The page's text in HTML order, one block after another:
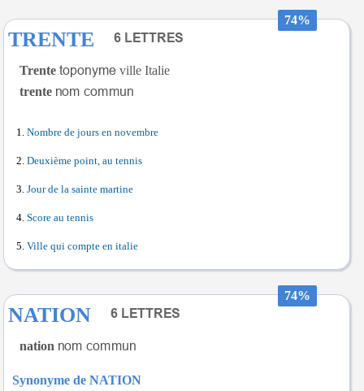
74%
TRENTE
Trente
ville Italie
trente
Nombre de jours en novembre
Deuxième point, au tennis
Jour de la sainte martine
Score au tennis
Ville qui compte en italie
74%
NATION
nation
Synonyme de NATION